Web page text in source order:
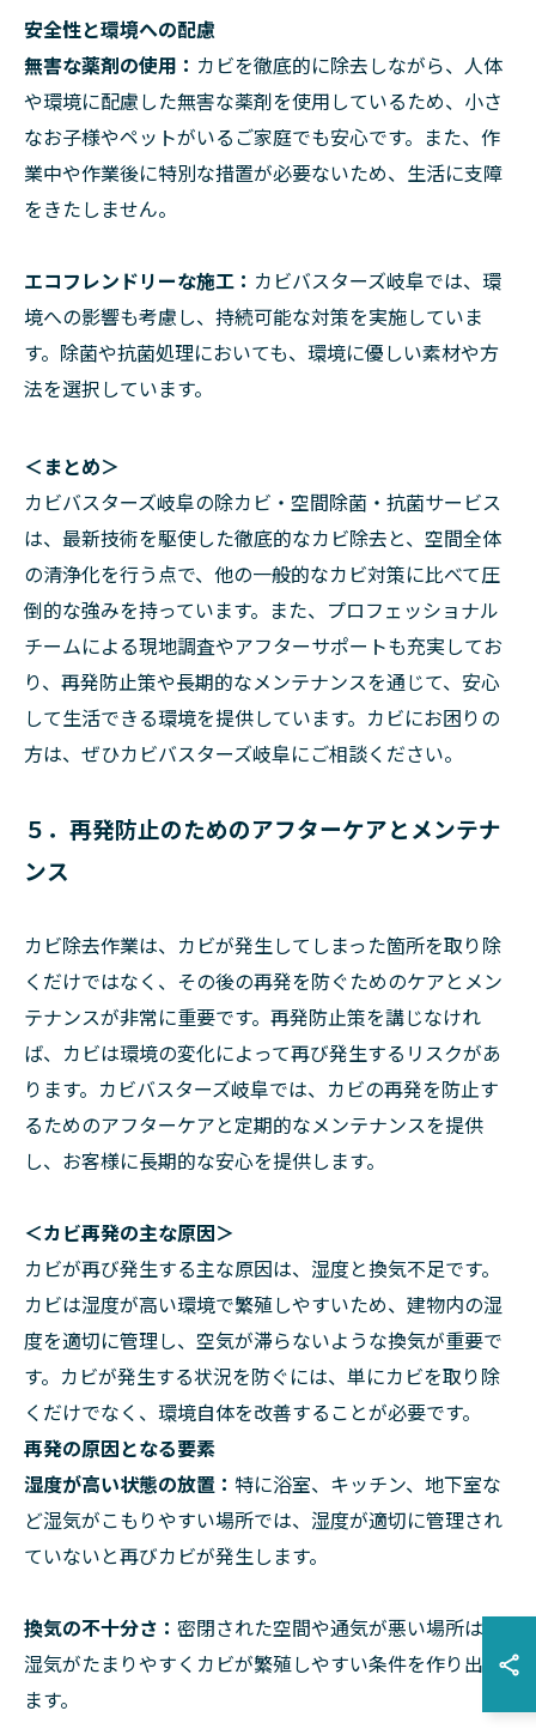
安全性と環境への配慮
無害な薬剤の使用： カビを徹底的に除去しながら、人体
や環境に配慮した無害な薬剤を使用しているため、小さ
なお子様やペットがいるご家庭でも安心です。また、作
業中や作業後に特別な措置が必要ないため、生活に支障
をきたしません。
エコフレンドリーな施工： カビバスターズ岐阜では、環
境への影響も考慮し、持続可能な対策を実施していま
す。除菌や抗菌処理においても、環境に優しい素材や方
法を選択しています。
＜まとめ＞
カビバスターズ岐阜の除カビ・空間除菌・抗菌サービス
は、最新技術を駆使した徹底的なカビ除去と、空間全体
の清浄化を行う点で、他の一般的なカビ対策に比べて圧
倒的な強みを持っています。また、プロフェッショナル
チームによる現地調査やアフターサポートも充実してお
り、再発防止策や長期的なメンテナンスを通じて、安心
して生活できる環境を提供しています。カビにお困りの
方は、ぜひカビバスターズ岐阜にご相談ください。
５．再発防止のためのアフターケアとメンテナ
ンス
カビ除去作業は、カビが発生してしまった箇所を取り除
くだけではなく、その後の再発を防ぐためのケアとメン
テナンスが非常に重要です。再発防止策を講じなけれ
ば、カビは環境の変化によって再び発生するリスクがあ
ります。カビバスターズ岐阜では、カビの再発を防止す
るためのアフターケアと定期的なメンテナンスを提供
し、お客様に長期的な安心を提供します。
＜カビ再発の主な原因＞
カビが再び発生する主な原因は、湿度と換気不足です。
カビは湿度が高い環境で繁殖しやすいため、建物内の湿
度を適切に管理し、空気が滞らないような換気が重要で
す。カビが発生する状況を防ぐには、単にカビを取り除
くだけでなく、環境自体を改善することが必要です。
再発の原因となる要素
湿度が高い状態の放置： 特に浴室、キッチン、地下室な
ど湿気がこもりやすい場所では、湿度が適切に管理され
ていないと再びカビが発生します。
換気の不十分さ： 密閉された空間や通気が悪い場所は、
湿気がたまりやすくカビが繁殖しやすい条件を作り出し
ます。